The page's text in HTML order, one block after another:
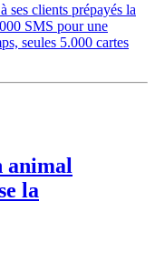
clients prépayés la
SMS pour une
seules 5.000 cartes
animal
la